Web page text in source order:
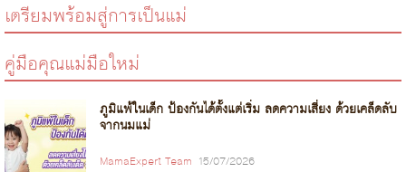
เตรียมพร้อมสู่การเป็นแม่
คู่มือคุณแม่มือใหม่
ภูมิแพ้ในเด็ก ป้องกันได้ตั้งแต่เริ่ม ลดความเสี่ยง ด้วยเคล็ดลับ
จากนมแม่
MamaExpert Team 15/07/2026